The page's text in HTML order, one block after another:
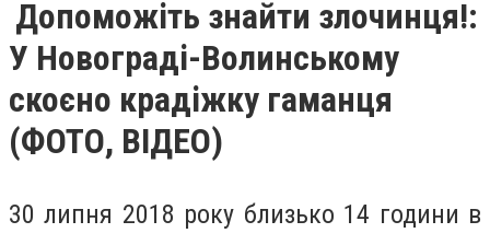
Допоможіть знайти злочинця!:
У Новограді-Волинському
скоєно крадіжку гаманця
(ФОТО, ВІДЕО)
30 липня 2018 року близько 14 години в